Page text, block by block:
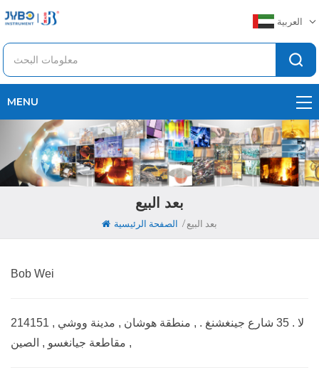
العربية
MENU
بعد البيع
الصفحة الرئيسية / بعد البيع
Bob Wei
لا . 35 شارع جينغشنغ . , منطقة هوشان , مدينة ووشي , 214151
, مقاطعة جيانغسو , الصين